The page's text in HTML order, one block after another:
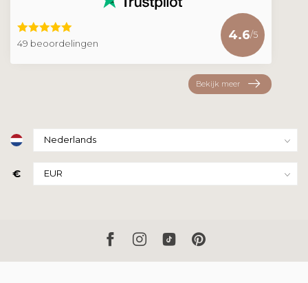
49 beoordelingen
4.6/5
Bekijk meer
€